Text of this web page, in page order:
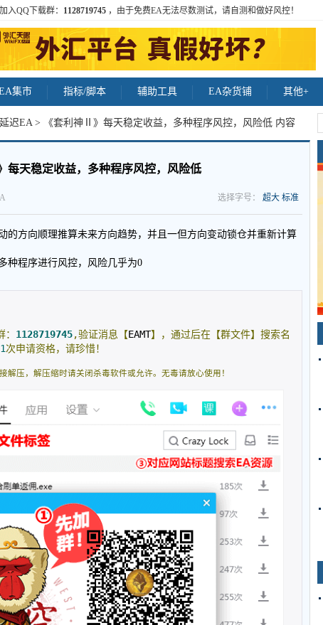
入QQ下载群： 1128719745 ，由于免费EA无法尽数测试，请自测和做好风控！
集市 指标/脚本 辅助工具 EA杂货铺 其他+
迟EA> 《套利神Ⅱ》每天稳定收益，多种程序风控，风险低 内容
每天稳定收益，多种程序风控，风险低
选择字号： 超大 标准
的方向顺理推算未来方向趋势，并且一但方向变动锁仓并重新计算
种程序进行风控，风险几乎为0
： 1128719745,验证消息【EAMT】，通过后在【群文件】搜索名
1次申请资格，请珍惜！
解压，解压缩时请关闭杀毒软件或允许。无毒请放心使用！